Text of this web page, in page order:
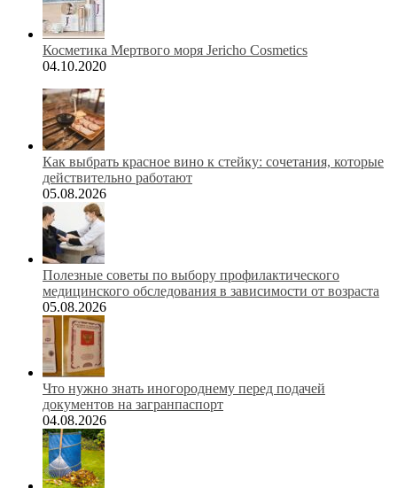
Косметика Мертвого моря Jericho Cosmetics
04.10.2020
Как выбрать красное вино к стейку: сочетания, которые
действительно работают
05.08.2026
Полезные советы по выбору профилактического
медицинского обследования в зависимости от возраста
05.08.2026
Что нужно знать иногороднему перед подачей
документов на загранпаспорт
04.08.2026